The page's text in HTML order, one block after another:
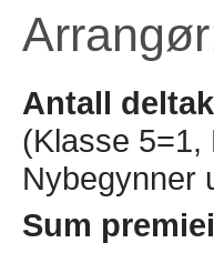
Antall
(Klasse 5=1,
Nybegynner
Sum